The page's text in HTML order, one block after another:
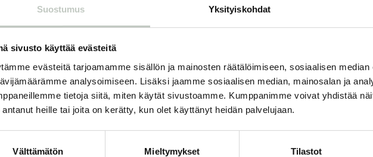
Suostumus Yksityiskohdat
sivusto käyttää evästeitä
evästeitä tarjoamamme sisällön ja mainosten räätälöimiseen, sosiaalisen
analysoimiseen. Lisäksi jaamme sosiaalisen median, mainosalan ja
tietoja siitä, miten käytät sivustoamme. Kumppanimme voivat yhdistää
antanut heille tai joita on kerätty, kun olet käyttänyt heidän palvelujaan.
Välttämätön Mieltymykset Tilastot
terapiaa.